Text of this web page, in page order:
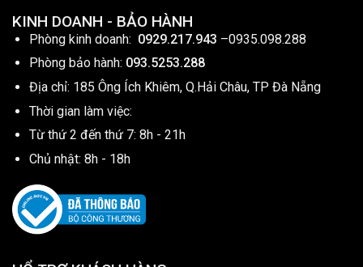
KINH DOANH - BẢO HÀNH
Phòng kinh doanh: 0929.217.943 –0935.098.288
Phòng bảo hành: 093.5253.288
Địa chỉ: 185 Ông Ích Khiêm, Q.Hải Châu, TP Đà Nẵng
Thời gian làm việc:
Từ thứ 2 đến thứ 7: 8h - 21h
Chủ nhật: 8h - 18h